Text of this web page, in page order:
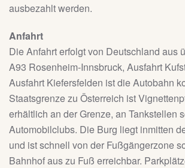
ausbezahlt werden.
Anfahrt
Die Anfahrt erfolgt von Deutschland aus
A93 Rosenheim-Innsbruck, Ausfahrt
Ausfahrt Kiefersfelden ist die Autobahn
Staatsgrenze zu Österreich ist
erhältlich an der Grenze, an Tankstellen
Automobilclubs. Die Burg liegt inmitten
und ist schnell von der Fußgängerzone
Bahnhof aus zu Fuß erreichbar.